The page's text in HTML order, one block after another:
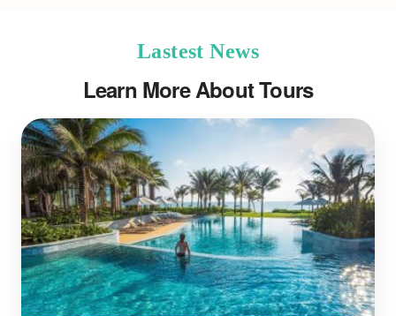
Lastest News
Learn More About Tours